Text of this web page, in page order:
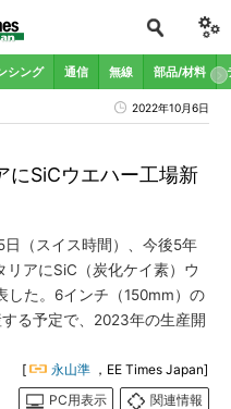
シング 通信 無線 部品/材料
2022年10月6日
にSiCウエハー工場新
（スイス時間）、今後5年
アにSiC（炭化ケイ素）ウ
した。6インチ（150mm）の
る予定で、2023年の生産開
[ 永山準 ，EE Times Japan]
PC用表示
関連情報